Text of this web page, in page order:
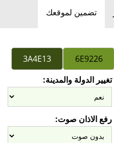
تضمين لموقعك
تغيير الدولة والمدينة:
رفع الاذان صوت: